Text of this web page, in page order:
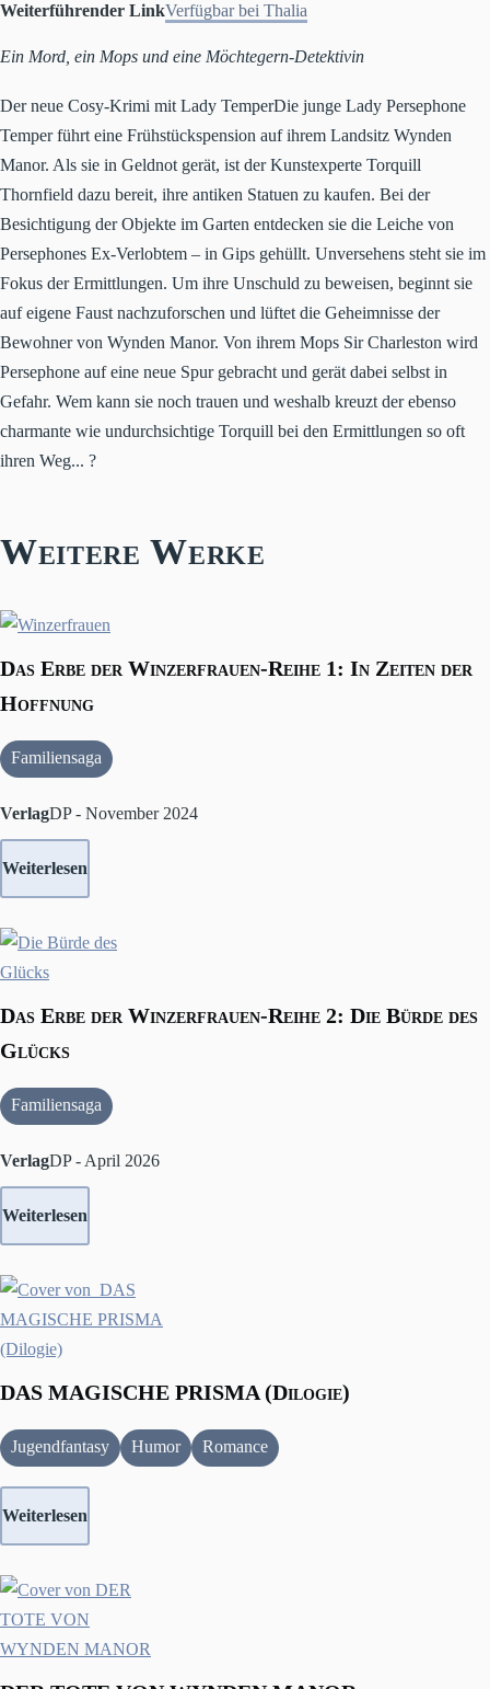
Weiterführender LinkVerfügbar bei Thalia
Ein Mord, ein Mops und eine Möchtegern-Detektivin
Der neue Cosy-Krimi mit Lady TemperDie junge Lady Persephone
Temper führt eine Frühstückspension auf ihrem Landsitz Wynden
Manor. Als sie in Geldnot gerät, ist der Kunstexperte Torquill
Thornfield dazu bereit, ihre antiken Statuen zu kaufen. Bei der
Besichtigung der Objekte im Garten entdecken sie die Leiche von
Persephones Ex-Verlobtem – in Gips gehüllt. Unversehens steht sie im
Fokus der Ermittlungen. Um ihre Unschuld zu beweisen, beginnt sie
auf eigene Faust nachzuforschen und lüftet die Geheimnisse der
Bewohner von Wynden Manor. Von ihrem Mops Sir Charleston wird
Persephone auf eine neue Spur gebracht und gerät dabei selbst in
Gefahr. Wem kann sie noch trauen und weshalb kreuzt der ebenso
charmante wie undurchsichtige Torquill bei den Ermittlungen so oft
ihren Weg... ?
Weitere Werke
Das Erbe der Winzerfrauen-Reihe 1: In Zeiten der
Hoffnung
Familiensaga
VerlagDP - November 2024
Weiterlesen
Das Erbe der Winzerfrauen-Reihe 2: Die Bürde des
Glücks
Familiensaga
VerlagDP - April 2026
Weiterlesen
DAS MAGISCHE PRISMA (Dilogie)
Jugendfantasy Humor Romance
Weiterlesen